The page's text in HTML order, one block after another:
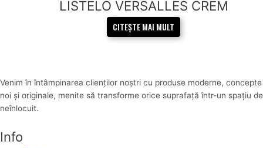
LISTELO VERSALLES CREM
5x30cm
CITEȘTE MAI MULT
Venim în întâmpinarea clienților noștri cu produse moderne, concepte
noi și originale, menite să transforme orice suprafață într-un spațiu de
neînlocuit.
Info